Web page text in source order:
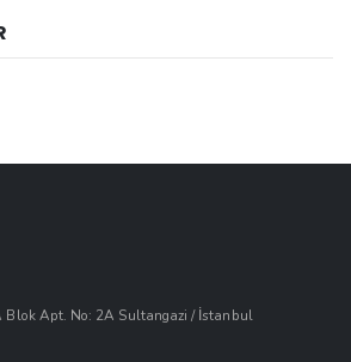
Blok Apt. No: 2A Sultangazi / İstanbul